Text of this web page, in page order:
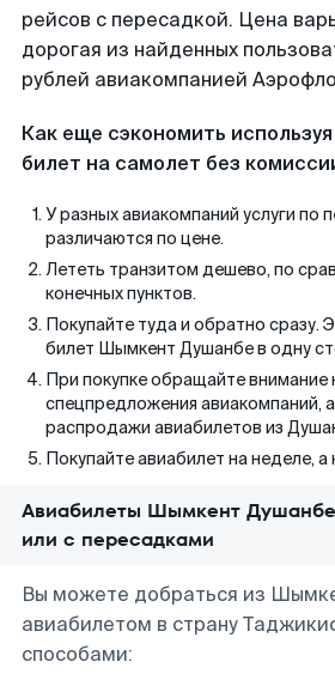
рейсов с пересадкой. Цена
дорогая из найденных
рублей авиакомпанией
Как еще сэкономить
билет на самолет без
У разных авиакомпаний услуги по
различаются по цене.
Лететь транзитом дешево, по
конечных пунктов.
Покупайте туда и обратно сразу.
билет Шымкент Душанбе в одну
При покупке обращайте внимание
спецпредложения авиакомпаний,
распродажи авиабилетов из
Покупайте авиабилет на неделе,
Авиабилеты Шымкент
или с пересадками
Вы можете добраться из
авиабилетом в страну
способами: